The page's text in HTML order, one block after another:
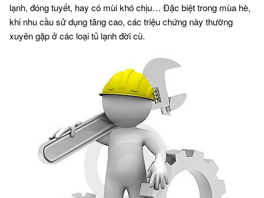
lạnh, đóng tuyết, hay có mùi khó chịu… Đặc biệt trong mùa hè,
khi nhu cầu sử dụng tăng cao, các triệu chứng này thường
xuyên gặp ở các loại tủ lạnh đời cũ.